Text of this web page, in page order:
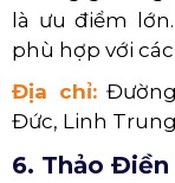
là ưu điểm
phù hợp với
Địa chỉ:Đường
Đức, Linh
6. Thảo